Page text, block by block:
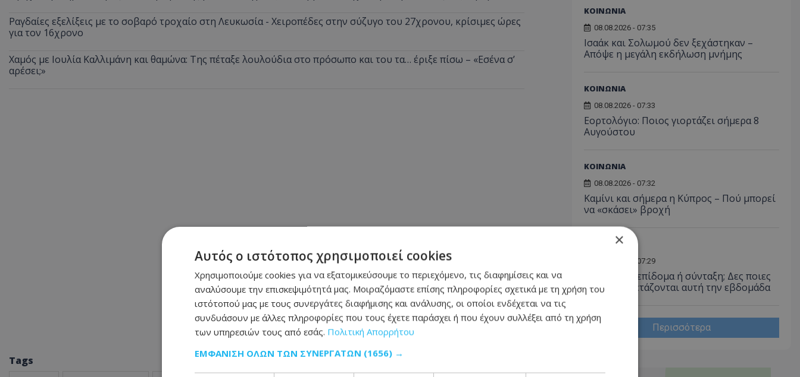
Ραγδαίες εξελίξεις με το σοβαρό τροχαίο στη Λευκωσία - Χειροπέδες στην σύζυγο του 27χρονου, κρίσιμες ώρες
για τον 16χρονο
Χαμός με Ιουλία Καλλιμάνη και θαμώνα: Της πέταξε λουλούδια στο πρόσωπο και του τα… έριξε πίσω – «Εσένα σ’
αρέσει;»
Tags Μοιράσου αυτό το άρθρο
ΚΟΙΝΩΝΙΑ
08.08.2026 - 07:35
Ισαάκ και Σολωμού δεν ξεχάστηκαν –
Απόψε η μεγάλη εκδήλωση μνήμης
ΚΟΙΝΩΝΙΑ
08.08.2026 - 07:33
Εορτολόγιο: Ποιος γιορτάζει σήμερα 8
Αυγούστου
ΚΟΙΝΩΝΙΑ
08.08.2026 - 07:32
Καμίνι και σήμερα η Κύπρος – Πού μπορεί
να «σκάσει» βροχή
ΚΟΙΝΩΝΙΑ
08.08.2026 - 07:29
Περιμένεις επίδομα ή σύνταξη; Δες ποιες
αιτήσεις εξετάζονται αυτή την εβδομάδα
Περισσότερα
×
Αυτός ο ιστότοπος χρησιμοποιεί cookies
Χρησιμοποιούμε cookies για να εξατομικεύσουμε το περιεχόμενο, τις διαφημίσεις και να
αναλύσουμε την επισκεψιμότητά μας. Μοιραζόμαστε επίσης πληροφορίες σχετικά με τη χρήση του
ιστότοπού μας με τους συνεργάτες διαφήμισης και ανάλυσης, οι οποίοι ενδέχεται να τις
συνδυάσουν με άλλες πληροφορίες που τους έχετε παράσχει ή που έχουν συλλέξει από τη χρήση
των υπηρεσιών τους από εσάς. Πολιτική Απορρήτου
ΕΜΦΆΝΙΣΗ ΌΛΩΝ ΤΩΝ ΣΥΝΕΡΓΑΤΏΝ (1656) →